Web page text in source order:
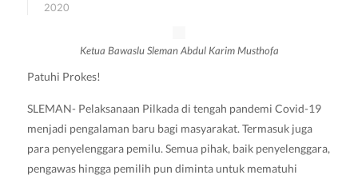
2020
Ketua Bawaslu Sleman Abdul Karim Musthofa
Patuhi Prokes!
SLEMAN- Pelaksanaan Pilkada di tengah pandemi Covid-19
menjadi pengalaman baru bagi masyarakat. Termasuk juga
para penyelenggara pemilu. Semua pihak, baik penyelenggara,
pengawas hingga pemilih pun diminta untuk mematuhi